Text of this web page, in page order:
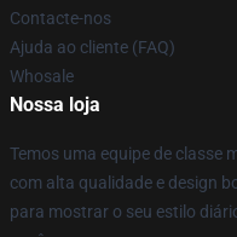
Contacte-nos
Ajuda ao cliente (FAQ)
Whosale
Nossa loja
Temos uma equipe de classe
com alta qualidade e design
para mostrar o seu estilo